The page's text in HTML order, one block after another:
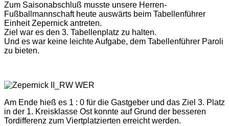
Zum Saisonabschluß musste unsere Herren-
Fußballmannschaft heute auswärts beim Tabellenführer
Einheit Zepernick antreten.
Ziel war es den 3. Tabellenplatz zu halten.
Und es war keine leichte Aufgabe, dem Tabellenführer Paroli
zu bieten.
Am Ende hieß es 1 : 0 für die Gastgeber und das Ziel 3. Platz
in der 1. Kreisklasse Ost konnte auf Grund der besseren
Tordifferenz zum Viertplatzierten erreicht werden.